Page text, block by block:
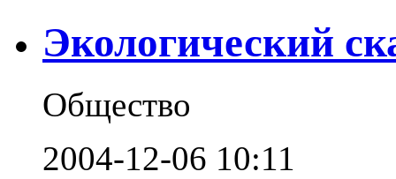
Экологический
Общество
2004-12-06 10:11